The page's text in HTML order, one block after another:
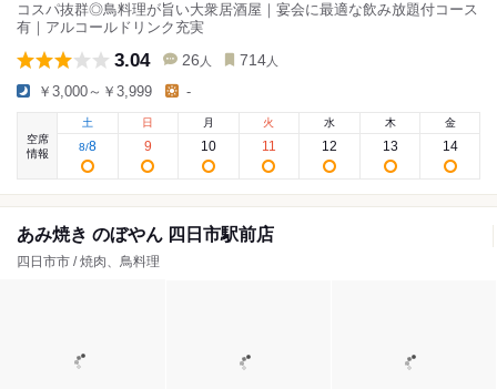
コスパ抜群◎鳥料理が旨い大衆居酒屋｜宴会に最適な飲み放題付コース
有｜アルコールドリンク充実
3.04 26 人 714 人
￥3,000～￥3,999 -
空席
情報
土
8/8
日
9
月
10
火
11
水
12
木
13
金
14
あみ焼き のぼやん 四日市駅前店
四日市市 / 焼肉、鳥料理